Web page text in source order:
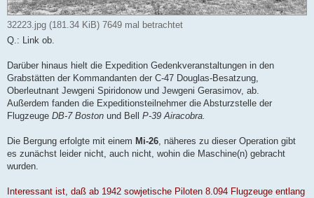
32223.jpg (181.34 KiB) 7649 mal betrachtet
Q.: Link ob.
Darüber hinaus hielt die Expedition Gedenkveranstaltungen in den
Grabstätten der Kommandanten der C-47 Douglas-Besatzung,
Oberleutnant Jewgeni Spiridonow und Jewgeni Gerasimov, ab.
Außerdem fanden die Expeditionsteilnehmer die Absturzstelle der
Flugzeuge DB-7 Boston und Bell P-39 Airacobra.
Die Bergung erfolgte mit einem Mi-26, näheres zu dieser Operation gibt
es zunächst leider nicht, auch nicht, wohin die Maschine(n) gebracht
wurden.
Interessant ist, daß ab 1942 sowjetische Piloten 8.094 Flugzeuge entlang